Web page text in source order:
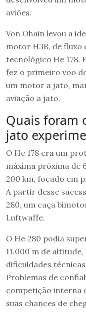
aviões.
Von Ohain levou a
motor H3B, de
tecnológico He 178.
fez o primeiro voo
um motor a jato,
aviação a jato.
Quais foram
jato
O He 178 era um
máxima próxima de
200 km, focado em
A partir desse
280, um caça
Luftwaffe.
O He 280 podia
11.000 m de
dificuldades
Problemas de
competição interna
suas chances de